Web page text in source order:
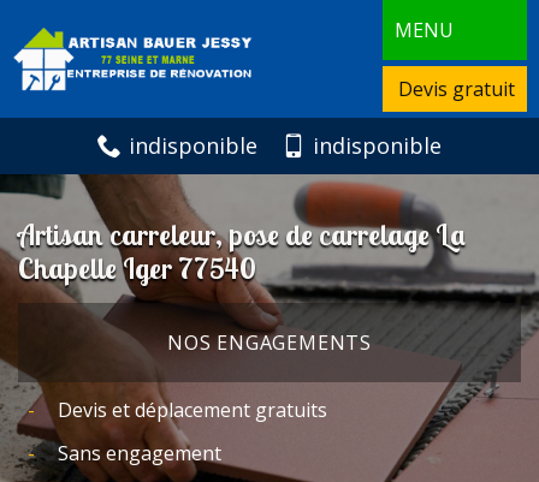
MENU
Devis gratuit
indisponible indisponible
Artisan carreleur, pose de carrelage La
Chapelle Iger 77540
NOS ENGAGEMENTS
Devis et déplacement gratuits
Sans engagement